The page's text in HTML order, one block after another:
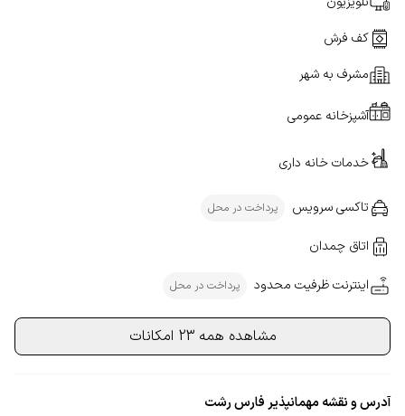
کف فرش
مشرف به شهر
آشپزخانه عمومی
خدمات خانه داری
تاکسی سرویس پرداخت در محل
اتاق چمدان
اینترنت ظرفیت محدود پرداخت در محل
مشاهده همه 23 امکانات
آدرس و نقشه مهمانپذیر فارس رشت